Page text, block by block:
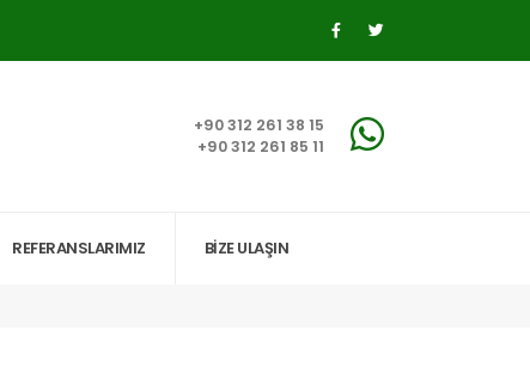
+90 312 261 38 15
+90 312 261 85 11
REFERANSLARIMIZ BİZE ULAŞIN